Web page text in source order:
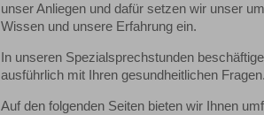
unser Anliegen und dafür setzen wir unser
Wissen und unsere Erfahrung ein.
In unseren Spezialsprechstunden
ausführlich mit Ihren gesundheitlichen Fragen.
Auf den folgenden Seiten bieten wir Ihnen